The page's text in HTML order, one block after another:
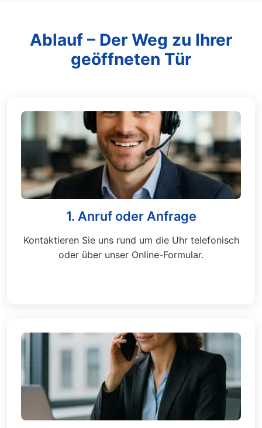
Ablauf – Der Weg zu Ihrer
geöffneten Tür
1. Anruf oder Anfrage
Kontaktieren Sie uns rund um die Uhr telefonisch
oder über unser Online-Formular.